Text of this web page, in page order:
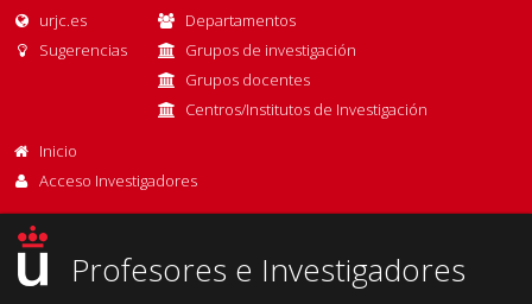
urjc.es
Sugerencias
Departamentos
Grupos de investigación
Grupos docentes
Centros/Institutos de Investigación
Inicio
Acceso Investigadores
Profesores e Investigadores